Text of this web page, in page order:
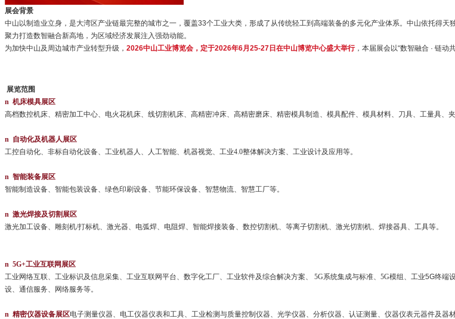
展会背景
中山以制造业立身，是大湾区产业链最完整的城市之一，覆盖33个工业大类，形成了从传统轻工到高端装备的多元化产业体系。中山依托得
聚力打造数智融合新高地，为区域经济发展注入强劲动能。
为加快中山及周边城市产业转型升级， 2026中山工业博览会，定于2026年6月25-27日在中山博览中心盛大举行，本届展会以“数智融合 · 链动
展览范围
n 机床模具展区
高档数控机床、精密加工中心、电火花机床、线切割机床、高精密冲床、高精密磨床、精密模具制造、模具配件、模具材料、刀具、工量具、
n 自动化及机器人展区
工控自动化、非标自动化设备、工业机器人、人工智能、机器视觉、工业4.0整体解决方案、工业设计及应用等。
n 智能装备展区
智能制造设备、智能包装设备、绿色印刷设备、节能环保设备、智慧物流、智慧工厂等。
n 激光焊接及切割展区
激光加工设备、雕刻机/打标机、激光器、电弧焊、电阻焊、智能焊接装备、数控切割机、等离子切割机、激光切割机、焊接器具、工具等。
n 5G+工业互联网展区
工业网络互联、工业标识及信息采集、工业互联网平台、数字化工厂、工业软件及综合解决方案、
5G系统集成与标准、5G模组、 工业5G终端
设、通信服务、网络服务等。
n 精密仪器设备展区电子测量仪器、电工仪器仪表和工具、工业检测与质量控制仪器、光学仪器、分析仪器、认证测量、仪器仪表元器件及器